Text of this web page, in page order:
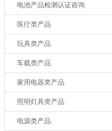
电池产品检测认证咨询
医疗类产品
玩具类产品
车载类产品
家用电器类产品
照明灯具类产品
电源类产品